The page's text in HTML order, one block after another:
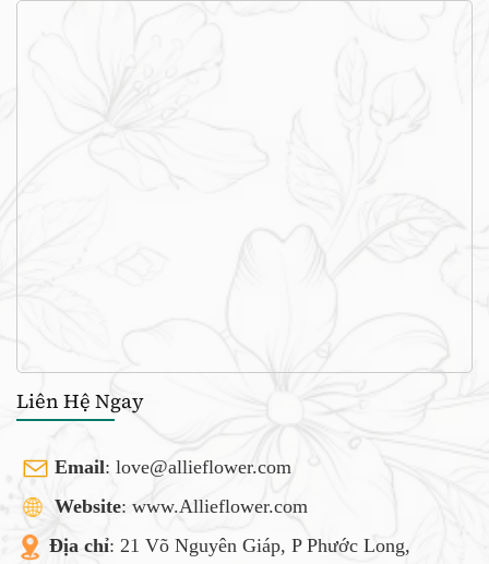
Liên Hệ Ngay
Email: love@allieflower.com
Website: www.Allieflower.com
Địa chỉ: 21 Võ Nguyên Giáp, P Phước Long,